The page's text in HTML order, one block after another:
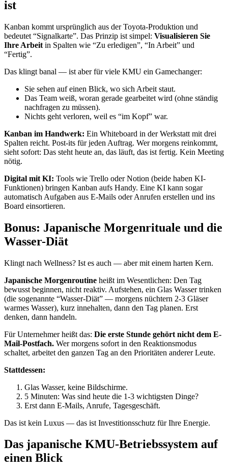
ist
Kanban kommt ursprünglich aus der Toyota-Produktion und
bedeutet “Signalkarte”. Das Prinzip ist simpel: Visualisieren Sie
Ihre Arbeit in Spalten wie “Zu erledigen”, “In Arbeit” und
“Fertig”.
Das klingt banal — ist aber für viele KMU ein Gamechanger:
Sie sehen auf einen Blick, wo sich Arbeit staut.
Das Team weiß, woran gerade gearbeitet wird (ohne ständig
nachfragen zu müssen).
Nichts geht verloren, weil es “im Kopf” war.
Kanban im Handwerk: Ein Whiteboard in der Werkstatt mit drei
Spalten reicht. Post-its für jeden Auftrag. Wer morgens reinkommt,
sieht sofort: Das steht heute an, das läuft, das ist fertig. Kein Meeting
nötig.
Digital mit KI: Tools wie Trello oder Notion (beide haben KI-
Funktionen) bringen Kanban aufs Handy. Eine KI kann sogar
automatisch Aufgaben aus E-Mails oder Anrufen erstellen und ins
Board einsortieren.
Bonus: Japanische Morgenrituale und die
Wasser-Diät
Klingt nach Wellness? Ist es auch — aber mit einem harten Kern.
Japanische Morgenroutine heißt im Wesentlichen: Den Tag
bewusst beginnen, nicht reaktiv. Aufstehen, ein Glas Wasser trinken
(die sogenannte “Wasser-Diät” — morgens nüchtern 2-3 Gläser
warmes Wasser), kurz innehalten, dann den Tag planen. Erst
denken, dann handeln.
Für Unternehmer heißt das: Die erste Stunde gehört nicht dem E-
Mail-Postfach. Wer morgens sofort in den Reaktionsmodus
schaltet, arbeitet den ganzen Tag an den Prioritäten anderer Leute.
Stattdessen:
Glas Wasser, keine Bildschirme.
5 Minuten: Was sind heute die 1-3 wichtigsten Dinge?
Erst dann E-Mails, Anrufe, Tagesgeschäft.
Das ist kein Luxus — das ist Investitionsschutz für Ihre Energie.
Das japanische KMU-Betriebssystem auf
einen Blick